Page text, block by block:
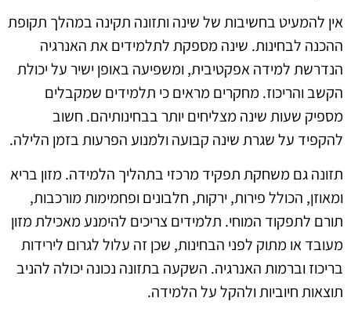
אין להמעיט בחשיבות של שינה ותזונה תקינה במהלך תקופת
ההכנה לבחינות. שינה מספקת לתלמידים את האנרגיה
הנדרשת למידה אפקטיבית, ומשפיעה באופן ישיר על יכולת
הקשב והריכוז. מחקרים מראים כי תלמידים שמקבלים
מספיק שעות שינה מצליחים יותר בבחינותיהם. חשוב
להקפיד על שגרת שינה קבועה ולמנוע הפרעות בזמן הלילה.
תזונה גם משחקת תפקיד מרכזי בתהליך הלמידה. מזון בריא
ומאוזן, הכולל פירות, ירקות, חלבונים ופחמימות מורכבות,
תורם לתפקוד המוחי. תלמידים צריכים להימנע מאכילת מזון
מעובד או מתוק לפני הבחינות, שכן זה עלול לגרום לירידות
בריכוז וברמות האנרגיה. השקעה בתזונה נכונה יכולה להניב
תוצאות חיוביות ולהקל על הלמידה.